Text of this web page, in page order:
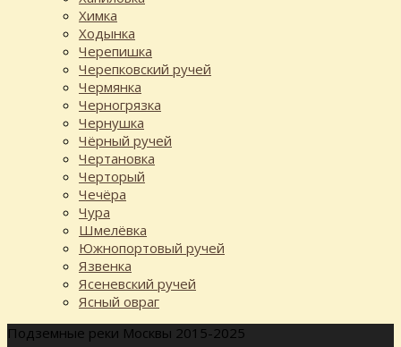
Химка
Ходынка
Черепишка
Черепковский ручей
Чермянка
Черногрязка
Чернушка
Чёрный ручей
Чертановка
Черторый
Чечёра
Чура
Шмелёвка
Южнопортовый ручей
Язвенка
Ясеневский ручей
Ясный овраг
Подземные реки Москвы 2015-2025